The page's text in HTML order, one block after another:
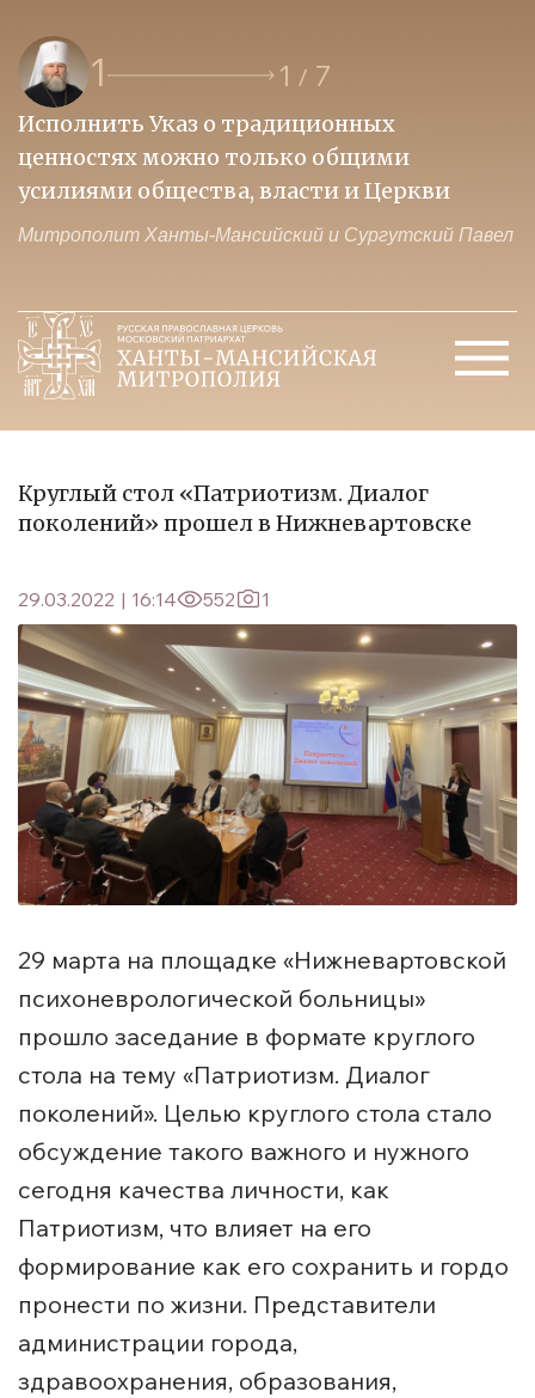
1 1 / 7
Исполнить Указ о традиционных
ценностях можно только общими
усилиями общества, власти и Церкви
Митрополит Ханты-Мансийский и Сургутский Павел
Круглый стол «Патриотизм. Диалог
поколений» прошел в Нижневартовске
29.03.2022 | 16:14 552 1
29 марта на площадке «Нижневартовской
психоневрологической больницы»
прошло заседание в формате круглого
стола на тему «Патриотизм. Диалог
поколений». Целью круглого стола стало
обсуждение такого важного и нужного
сегодня качества личности, как
Патриотизм, что влияет на его
формирование как его сохранить и гордо
пронести по жизни. Представители
администрации города,
здравоохранения, образования,